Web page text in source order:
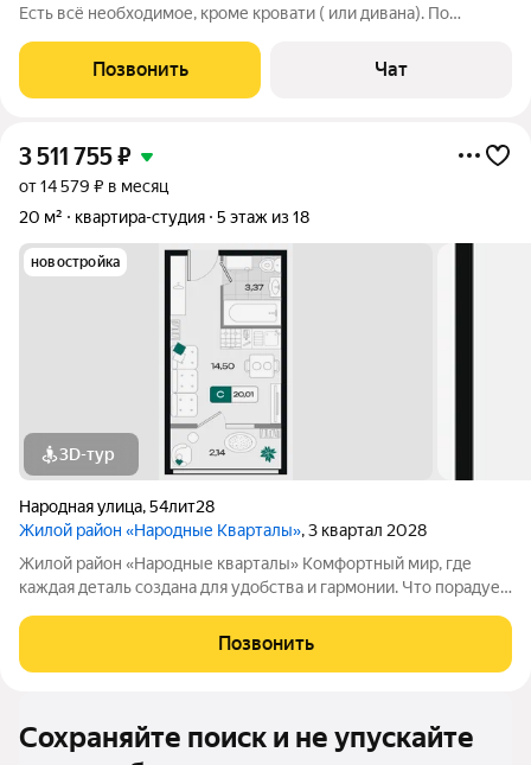
Есть всё необходимое, кроме кровати ( или дивана). По
Позвонить Чат
3 511 755₽
от 14 579 ₽ в месяц
20 м²
квартира-студия 5 этаж из 18
новостройка
3D-тур
Народная улица,54лит28
Жилой район «Народные Кварталы», 3 квартал 2028
Жилой район «Народные кварталы» Комфортный мир, где
каждая деталь создана для удобства и гармонии. Что порадует
колясочными и велосипедными все для комфорта с первого
шага. Монолитно-кирпичная
Позвонить
Сохраняйте поиск и не упускайте